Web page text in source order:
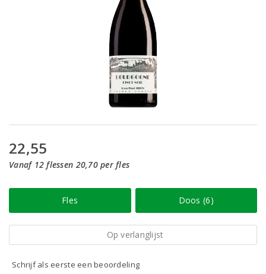
22,55
Vanaf 12 flessen 20,70 per fles
Fles Doos (6)
Op verlanglijst
Schrijf als eerste een beoordeling